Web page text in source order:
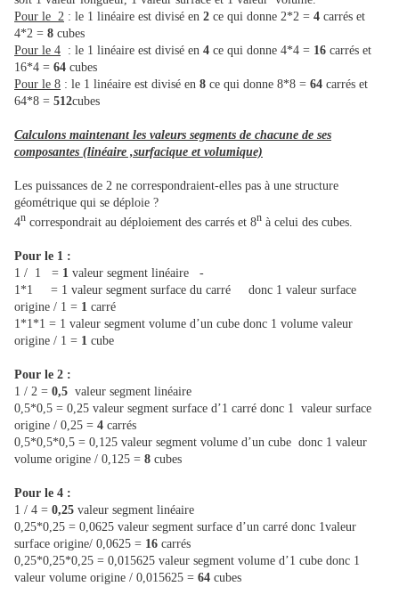
Pour le 2 : le 1 linéaire est divisé en 2 ce qui donne 2*2 = 4 carrés et
4*2 = 8 cubes
Pour le 4 : le 1 linéaire est divisé en 4 ce qui donne 4*4 = 16 carrés et
16*4 = 64 cubes
Pour le 8 : le 1 linéaire est divisé en 8 ce qui donne 8*8 = 64 carrés et
64*8 = 512cubes
Calculons maintenant les valeurs segments de chacune de ses
composantes (linéaire ,surfacique et volumique)
Les puissances de 2 ne correspondraient-elles pas à une structure
géométrique qui se déploie ?
4n correspondrait au déploiement des carrés et 8n à celui des cubes.
Pour le 1 :
1 / 1 = 1 valeur segment linéaire -
1*1 = 1 valeur segment surface du carré donc 1 valeur surface
origine / 1 = 1 carré
1*1*1 = 1 valeur segment volume d’un cube donc 1 volume valeur
origine / 1 = 1 cube
Pour le 2 :
1 / 2 = 0,5 valeur segment linéaire
0,5*0,5 = 0,25 valeur segment surface d’1 carré donc 1 valeur surface
origine / 0,25 = 4 carrés
0,5*0,5*0,5 = 0,125 valeur segment volume d’un cube donc 1 valeur
volume origine / 0,125 = 8 cubes
Pour le 4 :
1 / 4 = 0,25 valeur segment linéaire
0,25*0,25 = 0,0625 valeur segment surface d’un carré donc 1valeur
surface origine/ 0,0625 = 16 carrés
0,25*0,25*0,25 = 0,015625 valeur segment volume d’1 cube donc 1
valeur volume origine / 0,015625 = 64 cubes